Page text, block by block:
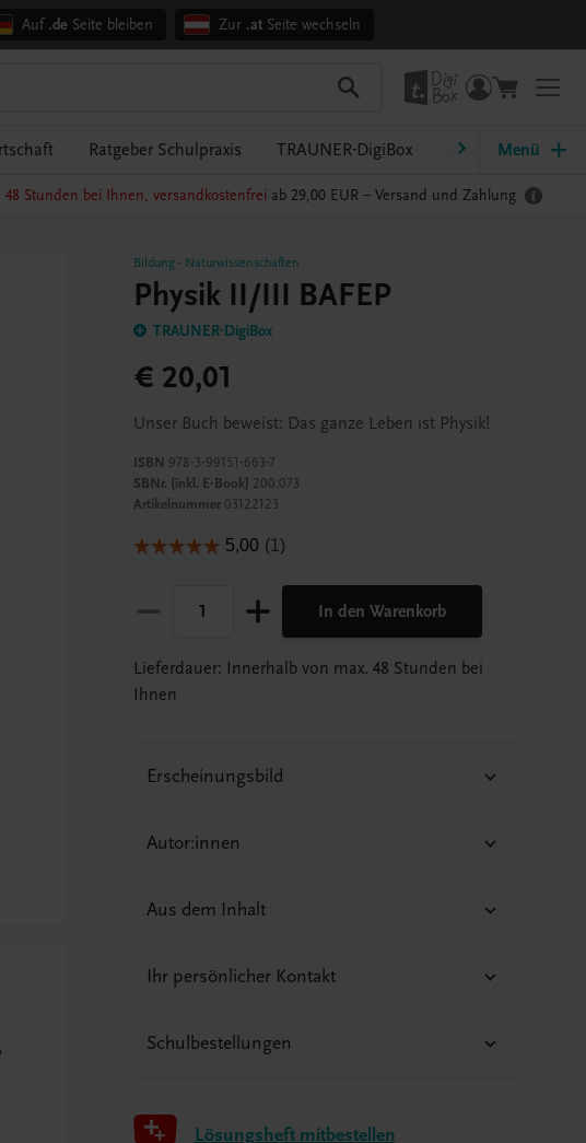
Auf .de Seite bleiben Zur .atSeite wechseln
Ratgeber Schulpraxis TRAUNER-DigiBox Lehrer/innen-
Menü
48 Stunden bei Ihnen, versandkostenfrei ab 29,00 EUR – Versand und Zahlung
Bildung- Naturwissenschaften
Physik II/III BAFEP
TRAUNER-DigiBox
€ 20,01
Unser Buch beweist: Das ganze Leben ist Physik!
ISBN 978-3-99151-663-7
SBNr. (inkl. E-Book) 200.073
Artikelnummer03122123
In den Warenkorb
Lieferdauer: Innerhalb von max. 48 Stunden bei
Ihnen
Erscheinungsbild
Autor:innen
Aus dem Inhalt
Ihr persönlicher Kontakt
Schulbestellungen
Lösungsheft mitbestellen